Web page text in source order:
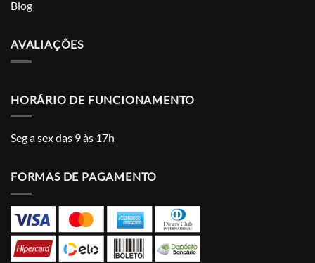
Blog
AVALIAÇÕES
HORÁRIO DE FUNCIONAMENTO
Seg a sex das 9 às 17h
FORMAS DE PAGAMENTO